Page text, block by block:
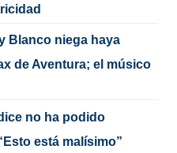
Blanco niega haya
de Aventura; el músico
no ha podido
está malísimo”